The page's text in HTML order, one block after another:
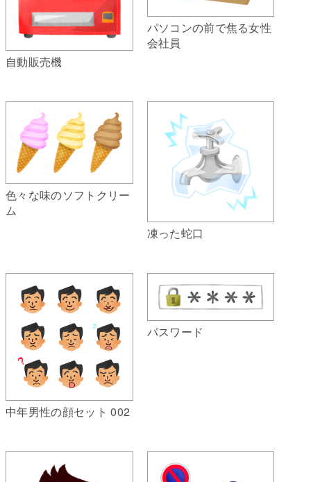
自動販売機
パソコンの前で焦る女性
会社員
色々な味のソフトクリー
ム
凍った蛇口
中年男性の顔セット 002
パスワード